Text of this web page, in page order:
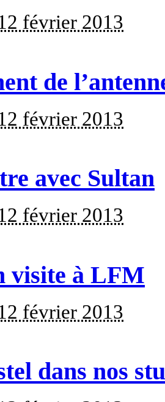
février 2013
de
février 2013
avec Sultan
février 2013
visite à LFM
février 2013
dans nos